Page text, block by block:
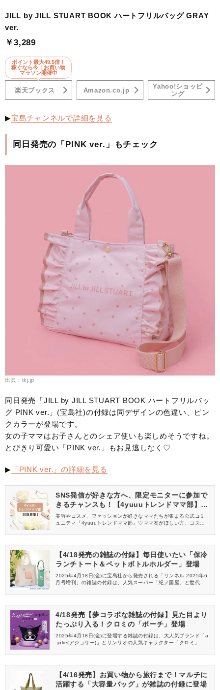
JILL by JILL STUART BOOK ハートフリルバッグ GRAY
ver.
￥3,289
ポイント最大49.5倍！
稼ぐなら今！お買い物
マラソン開催中
楽天ブックス Amazon.co.jp
Yahoo!ショッピ
ング
▶宝島チャンネルで詳細を見る
同日発売の「PINK ver.」もチェック
出典：tkj.jp
同日発売「JILL by JILL STUART BOOK ハートフリルバッ
グ PINK ver.」(宝島社)の付録は同デザインの色違い、ピン
クカラーが登場です。
女の子ママはお子さんとのシェア使いも楽しめそうですね。
とびきり可愛い「PINK ver.」もお見逃しなく♡
▶ 「PINK ver.」の詳細を見る
SNS発信が好きな方へ、限定モニターに参加で
きるチャンスも！【4yuuuトレンドママ部】部
員募集中
美容やコスメ、ファッションが好きなママたちが集まる公式コミ
ュニティ『4yuuuトレンドママ部』♡ママ友がほしい方、コスメサ
信してくれる方を募集しています！
【4/18発売の雑誌の付録】毎日使いたい「保冷
ランチトート＆ペットボトルホルダー」登場
2025年4月18日(金)に宝島社から発売される「リンネル 2025年6
月号増刊」の雑誌の付録は、人気スーパー「紀ノ国屋」と世代を
季節に大活躍間違いなしの「保冷ランチトート＆ペットボトルホ
4/18発売【夢コラボな雑誌の付録】見た目より
たっぷり入る！クロミの「ポーチ」登場
2025年4月18日(金)に登場する雑誌の付録は、大人気ブランド「a
-jolie(アジョリー)」とサンリオの人気キャラクター「クロミ」が
「可愛いだけじゃない、ちょっと大人なクロミが好き！」そんな
【4/16発売】お買い物から旅行まで！マルチに
活躍する「大容量バッグ」が雑誌の付録に登場